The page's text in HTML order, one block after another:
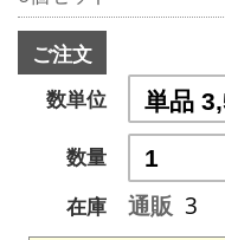
ご注文
数単位
数量
在庫
通販 3